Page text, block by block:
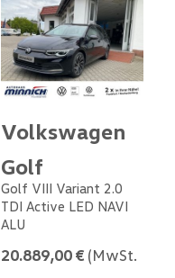
Volkswagen
Golf
Golf VIII Variant 2.0
TDI Active LED NAVI
ALU
20.889,00 € (MwSt.